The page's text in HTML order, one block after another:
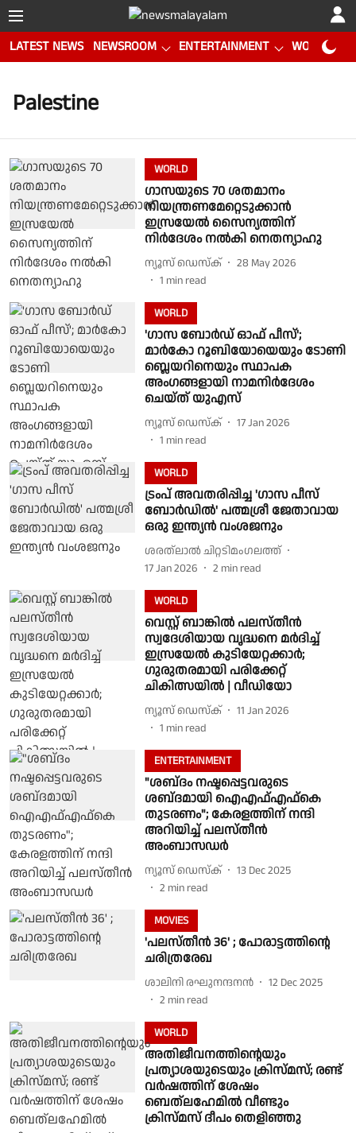
LATEST NEWS NEWSROOM ENTERTAINMENT WORLD CUP
Palestine
WORLD
ഗാസയുടെ 70 ശതമാനം
നിയന്ത്രണമേറ്റെടുക്കാൻ
ഇസ്രയേൽ സൈന്യത്തിന്
നിർദേശം നൽകി നെതന്യാഹു
ന്യൂസ് ഡെസ്ക്
28 May 2026
1 min read
WORLD
'ഗാസ ബോർഡ് ഓഫ് പീസ്';
മാർകോ റൂബിയോയെയും ടോണി
ബ്ലെയറിനെയും സ്ഥാപക
അംഗങ്ങളായി നാമനിർദേശം
ചെയ്ത് യുഎസ്
ന്യൂസ് ഡെസ്ക്
17 Jan 2026
1 min read
WORLD
ട്രംപ് അവതരിപ്പിച്ച 'ഗാസ പീസ്
ബോർഡിൽ' പത്മശ്രീ ജേതാവായ
ഒരു ഇന്ത്യൻ വംശജനും
ശരത്‌ലാൽ ചിറ്റടിമംഗലത്ത്
17 Jan 2026
2 min read
WORLD
വെസ്റ്റ് ബാങ്കില്‍ പലസ്തീന്‍
സ്വദേശിയായ വൃദ്ധനെ മര്‍ദിച്ച്
ഇസ്രയേല്‍ കുടിയേറ്റക്കാര്‍;
ഗുരുതരമായി പരിക്കേറ്റ്
ചികിത്സയില്‍ | വീഡിയോ
ന്യൂസ് ഡെസ്ക്
11 Jan 2026
1 min read
ENTERTAINMENT
"ശബ്‌ദം നഷ്ടപ്പെട്ടവരുടെ
ശബ്‌ദമായി ഐഎഫ്എഫ്കെ
തുടരണം"; കേരളത്തിന് നന്ദി
അറിയിച്ച് പലസ്തീൻ
അംബാസഡർ
ന്യൂസ് ഡെസ്ക്
13 Dec 2025
2 min read
MOVIES
'പലസ്തീൻ 36' ; പോരാട്ടത്തിന്റെ
ചരിത്രരേഖ
ശാലിനി രഘുനന്ദനൻ
12 Dec 2025
2 min read
WORLD
അതിജീവനത്തിൻ്റെയും
പ്രത്യാശയുടെയും ക്രിസ്മസ്; രണ്ട്
വർഷത്തിന് ശേഷം
ബെത്‌ലഹേമിൽ വീണ്ടും
ക്രിസ്മസ് ദീപം തെളിഞ്ഞു